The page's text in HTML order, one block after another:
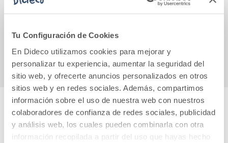
Tu Configuración de Cookies
En Dideco utilizamos cookies para mejorar y
personalizar tu experiencia, aumentar la seguridad del
sitio web, y ofrecerte anuncios personalizados en otros
sitios web y en redes sociales. Además, compartimos
información sobre el uso de nuestra web con nuestros
colaboradores de confianza de redes sociales, publicidad
y análisis web, los cuales pueden combinarla con otra
información recopilada a partir del uso que hayas hecho
Comprar
Comprar
Cuéntanos tu opinión